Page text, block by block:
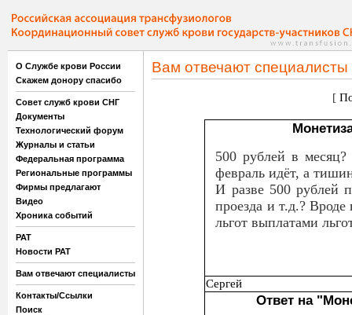
О Службе крови России
Скажем донору спасибо
Совет служб крови СНГ
Документы
Технологический форум
Журналы и статьи
Федеральная программа
Региональные программы
Фирмы предлагают
Видео
Хроника событий
РАТ
Новости РАТ
Вам отвечают специалисты
Контакты/Ссылки
Поиск
Вам отвечают специалисты
[
500 рублей в
февраль идёт, а
И разве 500 рублей
проезда и т.д.? Вроде
льгот выплатами
Сергей
Ответ на